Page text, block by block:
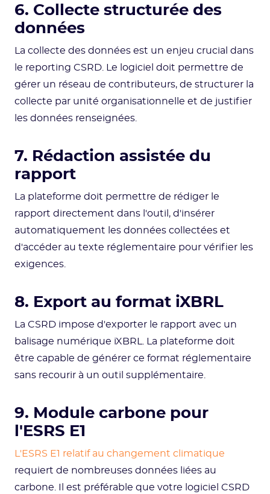
6. Collecte structurée des
données
La collecte des données est un enjeu crucial dans
le reporting CSRD. Le logiciel doit permettre de
gérer un réseau de contributeurs, de structurer la
collecte par unité organisationnelle et de justifier
les données renseignées.
7. Rédaction assistée du
rapport
La plateforme doit permettre de rédiger le
rapport directement dans l'outil, d'insérer
automatiquement les données collectées et
d'accéder au texte réglementaire pour vérifier les
exigences.
8. Export au format iXBRL
La CSRD impose d'exporter le rapport avec un
balisage numérique iXBRL. La plateforme doit
être capable de générer ce format réglementaire
sans recourir à un outil supplémentaire.
9. Module carbone pour
l'ESRS E1
L'ESRS E1 relatif au changement climatique
requiert de nombreuses données liées au
carbone. Il est préférable que votre logiciel CSRD